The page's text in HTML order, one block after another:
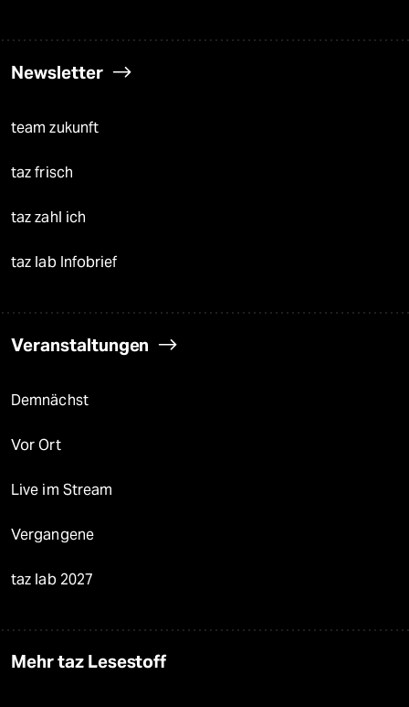
Newsletter
team zukunft
taz frisch
taz zahl ich
taz lab Infobrief
Veranstaltungen
Demnächst
Vor Ort
Live im Stream
Vergangene
taz lab 2027
Mehr taz Lesestoff